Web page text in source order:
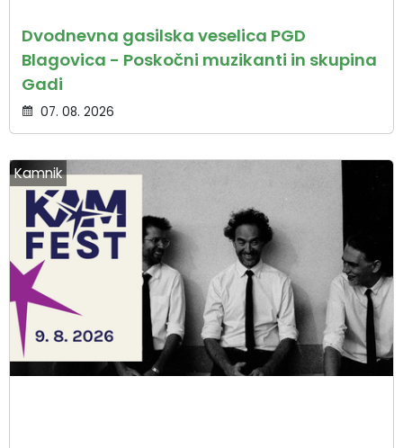
Dvodnevna gasilska veselica PGD
Blagovica - Poskočni muzikanti in skupina
Gadi
07. 08. 2026
Kamnik